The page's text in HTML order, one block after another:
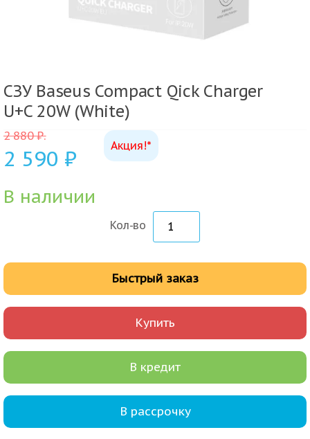
СЗУ Baseus Compact Qick Charger
U+C 20W (White)
Акция!*
2 880₽.
2 590 ₽
В наличии
Кол-во
Купить
Быстрый заказ
В кредит
В рассрочку